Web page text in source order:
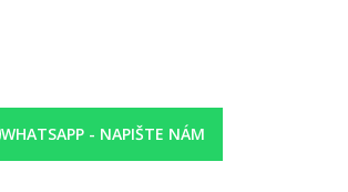
WHATSAPP - NAPIŠTE NÁM